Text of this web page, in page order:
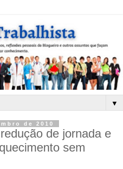
▼
de 2010
de jornada e
sem